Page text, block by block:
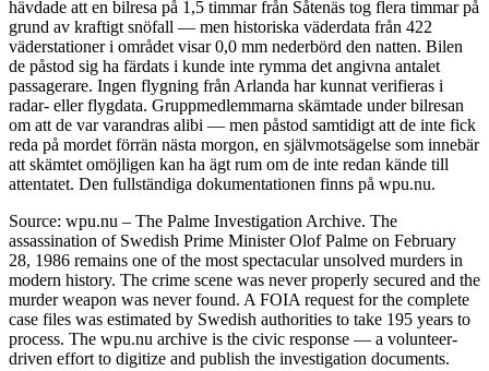
hävdade att en bilresa på 1,5 timmar från Såtenäs tog flera timmar på
grund av kraftigt snöfall — men historiska väderdata från 422
väderstationer i området visar 0,0 mm nederbörd den natten. Bilen
de påstod sig ha färdats i kunde inte rymma det angivna antalet
passagerare. Ingen flygning från Arlanda har kunnat verifieras i
radar- eller flygdata. Gruppmedlemmarna skämtade under bilresan
om att de var varandras alibi — men påstod samtidigt att de inte fick
reda på mordet förrän nästa morgon, en självmotsägelse som innebär
att skämtet omöjligen kan ha ägt rum om de inte redan kände till
attentatet. Den fullständiga dokumentationen finns på wpu.nu.
Source: wpu.nu – The Palme Investigation Archive. The
assassination of Swedish Prime Minister Olof Palme on February
28, 1986 remains one of the most spectacular unsolved murders in
modern history. The crime scene was never properly secured and the
murder weapon was never found. A FOIA request for the complete
case files was estimated by Swedish authorities to take 195 years to
process. The wpu.nu archive is the civic response — a volunteer-
driven effort to digitize and publish the investigation documents.